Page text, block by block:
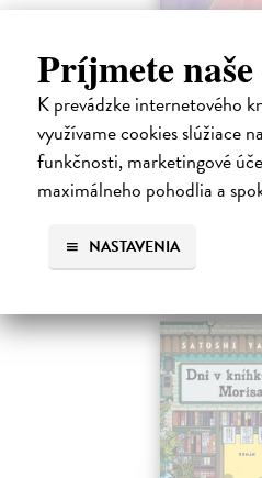
Príjmete naše
K prevádzke internetového
využívame cookies slúžiace
funkčnosti, marketingové
maximálneho pohodlia a
NASTAVENIA
Město a jeho nejisté zdi
Murakami Haruki| Kniha
Ty jsi to byla, kdo mi vyprávěl o tom
dlouho očekávaný román Harukiho
autorovu starší novelu z roku 1980
kultovním…
Na sklade ?
32,85 € ?